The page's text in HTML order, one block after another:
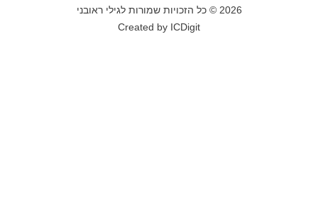
2026 © כל הזכויות שמורות לגילי ראובני
Created by ICDigit